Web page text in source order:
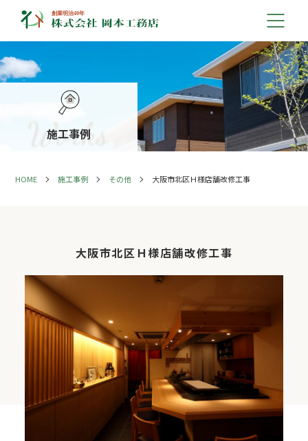
施工事例
HOME 施工事例 その他 大阪市北区Ｈ様店舗改修工事
大阪市北区Ｈ様店舗改修工事